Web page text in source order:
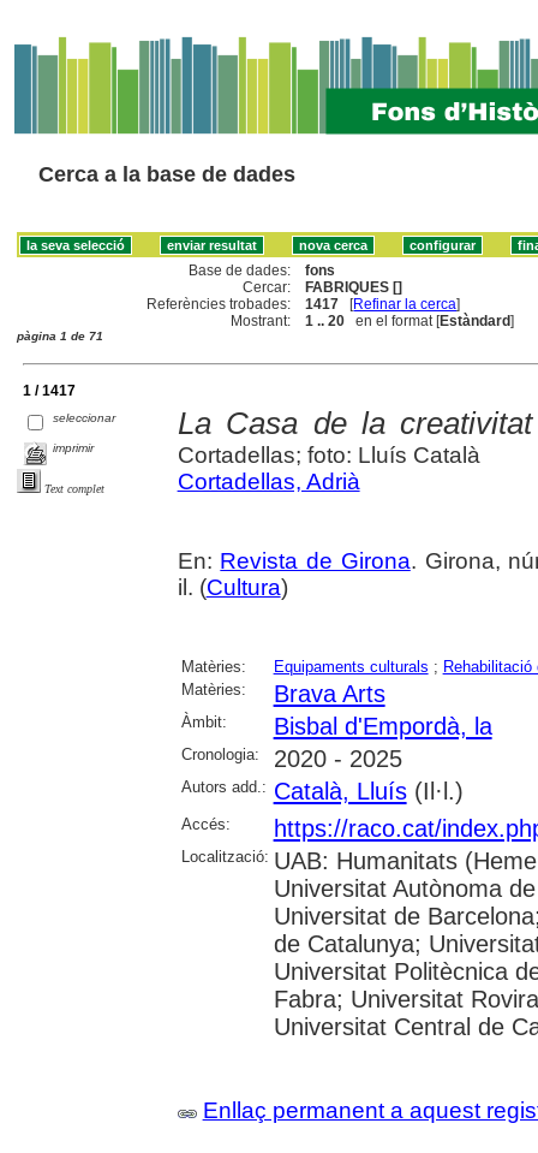
Cerca a la base de dades
Base de dades:
fons
Cercar:
FABRIQUES []
Referències trobades:
1417 [Refinar la cerca]
Mostrant:
1 .. 20 en el format [Estàndard]
pàgina 1 de 71
1 / 1417
seleccionar
imprimir
Text complet
La Casa de la
Cortadellas; foto: Lluís Català
Cortadellas, Adrià
En: Revista de Girona. Girona,
il. (Cultura)
Matèries: Equipaments culturals ; Rehabilitació
Matèries:
Brava Arts
Àmbit: Bisbal d'Empordà, la
Cronologia: 2020 - 2025
Autors add.: Català, Lluís(Il·l.)
Accés: https://raco.cat/
Localització: UAB: Humanitats
Universitat Autònoma
Universitat de
de Catalunya;
Universitat Politècnica
Fabra; Universitat
Universitat Central de
Enllaç permanent a aquest